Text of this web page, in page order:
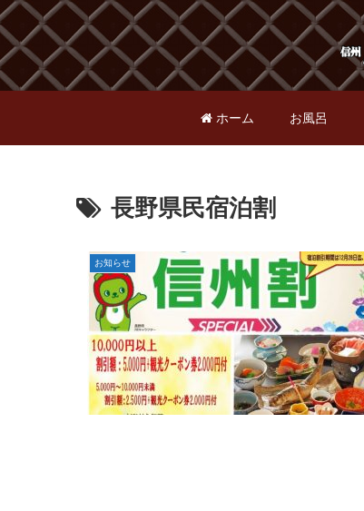
ホーム お風呂
長野県民宿泊割
お知らせ